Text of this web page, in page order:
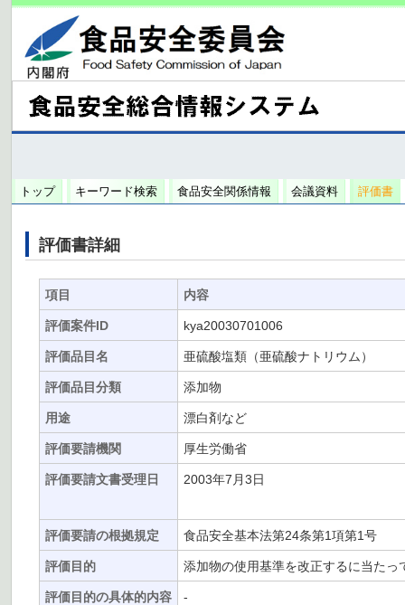
トップ キーワード検索 食品安全関係情報 会議資料 評価書
評価書詳細
項目 内容
評価案件ID kya20030701006
評価品目名 亜硫酸塩類（亜硫酸ナトリウム）
評価品目分類 添加物
用途 漂白剤など
評価要請機関 厚生労働省
評価要請文書受理日 2003年7月3日
評価要請の根拠規定 食品安全基本法第24条第1項第1号
評価目的 添加物の使用基準を改正するに当たっ
評価目的の具体的内容 -